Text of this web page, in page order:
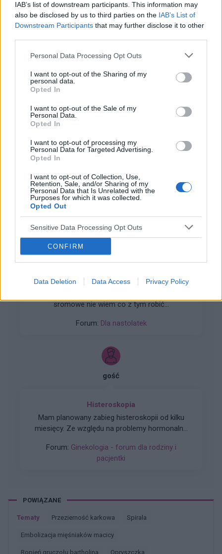
IAB’s list of downstream participants. This information may
also be disclosed by us to third parties on the IAB’s List of
Downstream Participants that may further disclose it to other
Personal Data Processing Opt Outs
I want to opt-out of the Sharing of my
personal data.
Opted In
I want to opt-out of the Sale of my
Personal Data.
Opted In
I want to opt-out of processing my
Personal Data for Targeted Advertising.
Opted In
I want to opt-out of Collection, Use,
Retention, Sale, and/or Sharing of my
Personal Data that Is Unrelated with the
Purposes for which it was collected.
Opted Out
Sensitive Data Processing Opt Outs
CONFIRM
Data Deletion Data Access Privacy Policy
Qlaira
uderzenia gorąca i zawroty głowy wróciły .
jestem 2 tygodnie po okresie ,dziś wezmę 5
tabletkę czy dzień ma znaczenia kiedy przyjęłam
pacjentki
Swędzące brodawki
brodawki szczególnie po nocy.Moze jakaś masc
?
Forum:Dla nastolatek
Nabrzmiałe wargi sromowe
sromowe nie wiem co z tym robić...
Forum: Dla nastolatek
gość
Histeroskopia
Mam planowany zabieg histeroskopii od kilku
miesięcy. Ze względu na problemy hormonalne
mam zabieg a pojawiła mi się miesiączka. Czy
podczas lekkich plamień na początku cyklu
Forum: Ginekologia - forum dla rodziny i
pacjentki
POWIĄZANE
Tematy przezierność karkowa spirala
embolizacja mięśniaków macicy
ropień gruczołu bartholina opryszczka